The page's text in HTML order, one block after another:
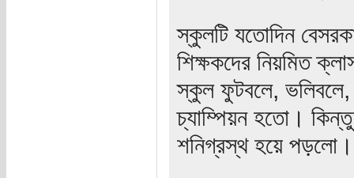
স্কুলটি যতোদিন
শিক্ষকদের নিয়মিত
স্কুল ফুটবলে, ভলিবলে,
চ্যাম্পিয়ন হতো।
শনিগ্রস্থ হয়ে পড়লো।